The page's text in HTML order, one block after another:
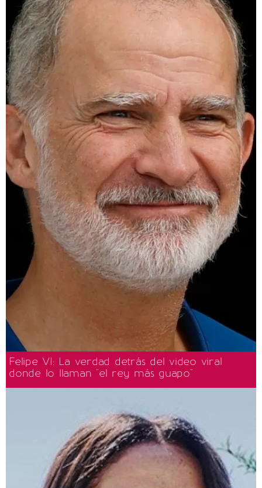
Felipe VI: La verdad detrás del video viral
donde lo llaman "el rey más guapo"